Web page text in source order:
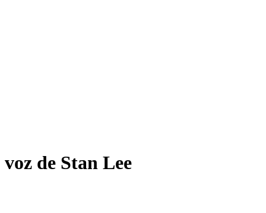
voz de Stan Lee